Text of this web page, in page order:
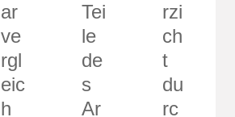
ar
ve
rgl
eic
h
Tei
le
de
s
Ar
rzi
ch
t
du
rc